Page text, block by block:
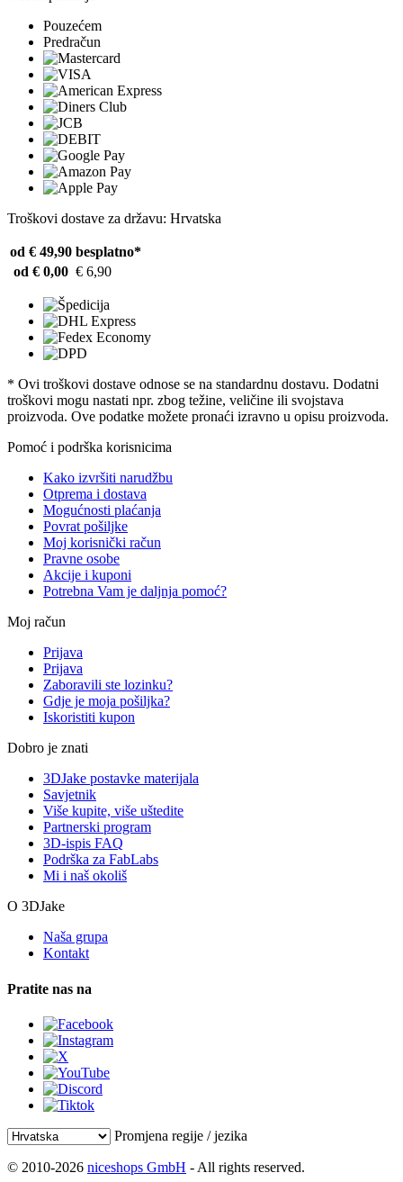
Pouzećem
Predračun
Troškovi dostave za državu: Hrvatska
od € 49,90 besplatno*
od € 0,00 € 6,90
* Ovi troškovi dostave odnose se na standardnu ​​dostavu. Dodatni
troškovi mogu nastati npr. zbog težine, veličine ili svojstava
proizvoda. Ove podatke možete pronaći izravno u opisu proizvoda.
Pomoć i podrška korisnicima
Kako izvršiti narudžbu
Otprema i dostava
Mogućnosti plaćanja
Povrat pošiljke
Moj korisnički račun
Pravne osobe
Akcije i kuponi
Potrebna Vam je daljnja pomoć?
Moj račun
Prijava
Prijava
Zaboravili ste lozinku?
Gdje je moja pošiljka?
Iskoristiti kupon
Dobro je znati
3DJake postavke materijala
Savjetnik
Više kupite, više uštedite
Partnerski program
3D-ispis FAQ
Podrška za FabLabs
Mi i naš okoliš
O 3DJake
Naša grupa
Kontakt
Pratite nas na
Promjena regije / jezika
© 2010-2026 niceshops GmbH - All rights reserved.